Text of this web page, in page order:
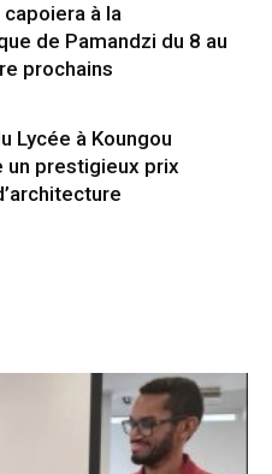
à la
de Pamandzi du 8 au
prochains
Lycée à Koungou
un prestigieux prix